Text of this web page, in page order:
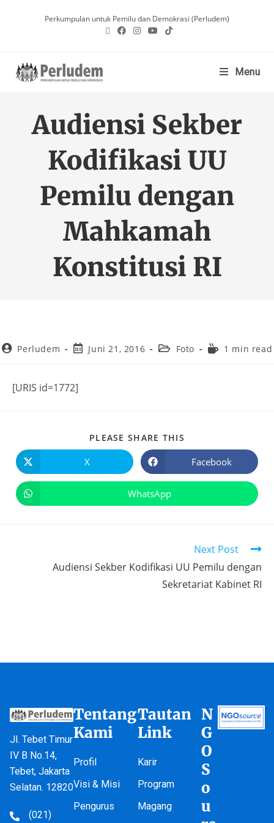
Perkumpulan untuk Pemilu dan Demokrasi (Perludem)
Menu
Audiensi Sekber
Kodifikasi UU
Pemilu dengan
Mahkamah
Konstitusi RI
Perludem Juni 21, 2016 Foto 1 min read
[URIS id=1772]
PLEASE SHARE THIS
X Facebook
WhatsApp
Next Post
Audiensi Sekber Kodifikasi UU Pemilu dengan
Sekretariat Kabinet RI
Jl. Tebet Timur
IV B No.14,
Tebet, Jakarta
Selatan. 12820
(021)
Tentang
Kami
Profil
Visi & Misi
Pengurus
Tautan
Link
Karir
Program
Magang
N
G
O
S
o
u